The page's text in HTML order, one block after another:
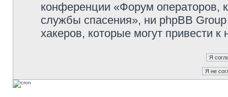
конференции «Форум операторов,
службы спасения», ни phpBB
хакеров, которые могут привести